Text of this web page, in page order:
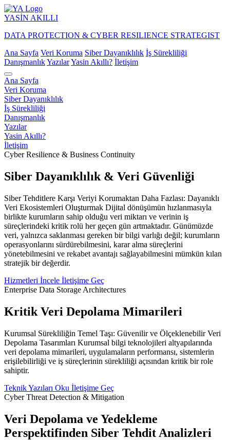
YASİN AKILLI
DATA PROTECTION & CYBER RESILIENCE STRATEGIST
Ana Sayfa Veri Koruma Siber Dayanıklılık İş Sürekliliği
DanışmanlıkYazılarYasin Akıllı? İletişim
Ana Sayfa
Veri Koruma
Siber Dayanıklılık
İş Sürekliliği
Danışmanlık
Yazılar
Yasin Akıllı?
İletişim
Cyber Resilience & Business Continuity
Siber Dayanıklılık & Veri Güvenliği
Siber Tehditlere Karşı Veriyi Korumaktan Daha Fazlası: Dayanıklı
Veri Ekosistemleri Oluşturmak Dijital dönüşümün hızlanmasıyla
birlikte kurumların sahip olduğu veri miktarı ve verinin iş
süreçlerindeki kritik rolü her geçen gün artmaktadır. Günümüzde
veri, yalnızca saklanması gereken bir bilgi varlığı değil; kurumların
operasyonlarını sürdürebilmesini, karar alma süreçlerini
yönetebilmesini ve rekabet avantajı sağlayabilmesini mümkün kılan
stratejik bir değerdir.
Hizmetleri İncele İletişime Geç
Enterprise Data Storage Architectures
Kritik Veri Depolama Mimarileri
Kurumsal Sürekliliğin Temel Taşı: Güvenilir ve Ölçeklenebilir Veri
Depolama Tasarımları Kurumsal bilgi teknolojileri altyapılarında
veri depolama mimarileri, uygulamaların performansı, sistemlerin
erişilebilirliği ve iş süreçlerinin sürekliliği açısından kritik bir role
sahiptir.
Teknik Yazıları Oku İletişime Geç
Cyber Threat Detection & Mitigation
Veri Depolama ve Yedekleme
Perspektifinden Siber Tehdit Analizleri